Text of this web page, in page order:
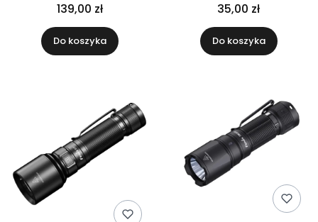
139,00 zł
Do koszyka
35,00 zł
Do koszyka